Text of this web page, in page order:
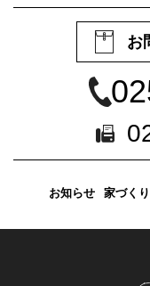
お
お知らせ 家づくり